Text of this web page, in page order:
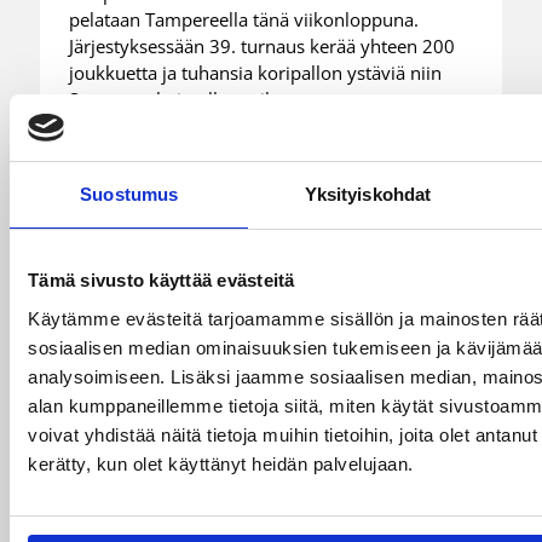
Suostumus Yksityiskohdat
Tämä sivusto käyttää evästeitä
Käytämme evästeitä tarjoamamme sisällön ja mainosten
sosiaalisen median ominaisuuksien tukemiseen ja
analysoimiseen. Lisäksi jaamme sosiaalisen median,
alan kumppaneillemme tietoja siitä, miten käytät
voivat yhdistää näitä tietoja muihin tietoihin, joita olet
kerätty, kun olet käyttänyt heidän palvelujaan.
pelataan Tampereella tänä viikonloppuna.
Järjestyksessään 39. turnaus kerää yhteen 200
joukkuetta ja tuhansia koripallon ystäviä niin
Suomesta kuin ulkomailta.
Alueet 01.08.2026 16:31
Mikko Salminen BC Nokian